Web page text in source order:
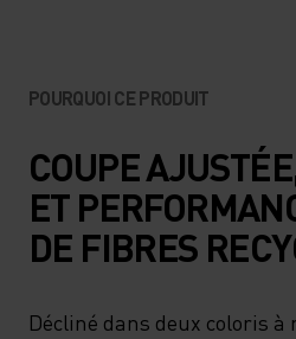
POURQUOI CE PRODUIT
COUPE
ET
DE FIBRES
Décliné dans deux coloris